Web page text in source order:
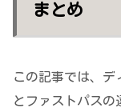
まとめ
この記事では、デ
とファストパスの